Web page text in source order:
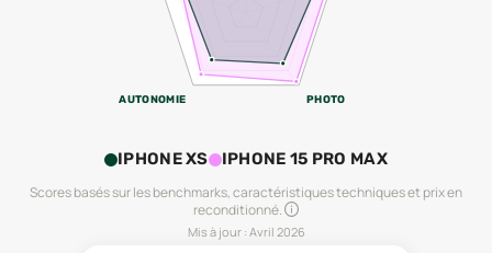
PHOTO
AUTONOMIE
IPHONE XS IPHONE 15 PRO MAX
Scores basés sur les benchmarks, caractéristiques techniques et prix en
reconditionné.
Mis à jour : Avril 2026